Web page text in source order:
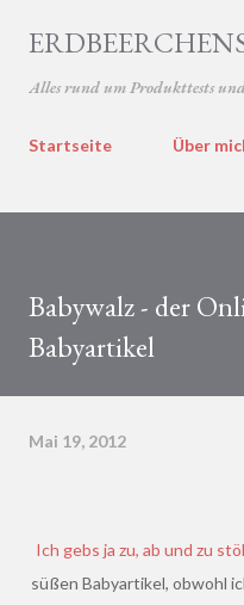
Direkt
Alles rund um Produkttests
Startseite Über
Babywalz - der
Babyartikel
Mai 19, 2012
Ich gebs ja zu, ab und zu stöber ich gerne mal durch die ganzen
süßen Babyartikel, obwohl